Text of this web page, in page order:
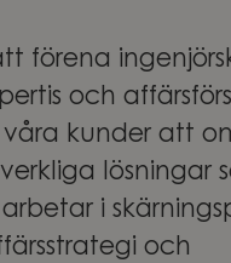
förena
och
våra kunder att
lösningar
i
och